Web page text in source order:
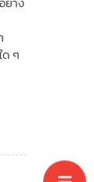
ๆ